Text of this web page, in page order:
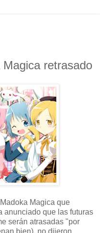
retrasado
Magica que
anunciado que las futuras
serán atrasadas "por
bien), no dijeron